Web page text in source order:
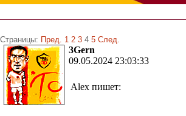
Страницы: Пред. 1 2 3 4 5 След.
3Gern
09.05.2024 23:03:33
Alex пишет: